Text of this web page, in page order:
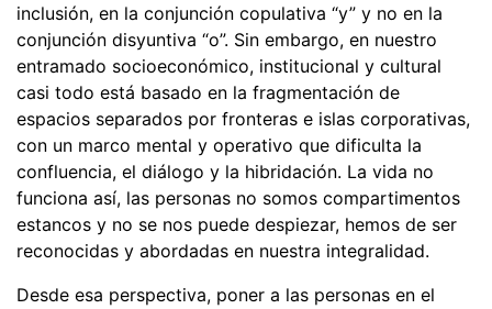
inclusión, en la conjunción copulativa “y” y no en la
conjunción disyuntiva “o”. Sin embargo, en nuestro
entramado socioeconómico, institucional y cultural
casi todo está basado en la fragmentación de
espacios separados por fronteras e islas corporativas,
con un marco mental y operativo que dificulta la
confluencia, el diálogo y la hibridación. La vida no
funciona así, las personas no somos compartimentos
estancos y no se nos puede despiezar, hemos de ser
reconocidas y abordadas en nuestra integralidad.
Desde esa perspectiva, poner a las personas en el